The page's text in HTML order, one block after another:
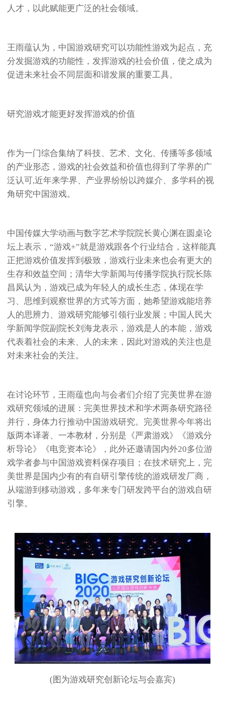
人才，以此赋能更广泛的社会领域。
王雨蕴认为，中国游戏研究可以功能性游戏为起点，充
分发掘游戏的功能性，发挥游戏的社会价值，使之成为
促进未来社会不同层面和谐发展的重要工具。
研究游戏才能更好发挥游戏的价值
作为一门综合集纳了科技、艺术、文化、传播等多领域
的产业形态，游戏的社会效益和价值也得到了学界的广
泛认可,近年来学界、产业界纷纷以跨媒介、多学科的视
角研究中国游戏。
中国传媒大学动画与数字艺术学院院长黄心渊在圆桌论
坛上表示，“游戏+”就是游戏跟各个行业结合，这样能真
正把游戏价值发挥到极致，游戏行业未来也会有更大的
生存和效益空间；清华大学新闻与传播学院执行院长陈
昌凤认为，游戏已成为年轻人的成长生态，体现在学
习、思维到观察世界的方式等方面，她希望游戏能培养
人的思辨力、游戏研究能够引领行业发展；中国人民大
学新闻学院副院长刘海龙表示，游戏是人的本能，游戏
代表着社会的未来、人的未来，因此对游戏的关注也是
对未来社会的关注。
在讨论环节，王雨蕴也向与会者们介绍了完美世界在游
戏研究领域的进展：完美世界技术和学术两条研究路径
并行，身体力行推动中国游戏研究。完美世界今年将出
版两本译著、一本教材，分别是《严肃游戏》《游戏分
析导论》《电竞资本论》，此外还邀请国内外20多位游
戏学者参与中国游戏资料保存项目；在技术研究上，完
美世界是国内少有的有自研引擎传统的游戏研发厂商，
从端游到移动游戏，多年来专门研发跨平台的游戏自研
引擎。
(图为游戏研究创新论坛与会嘉宾)